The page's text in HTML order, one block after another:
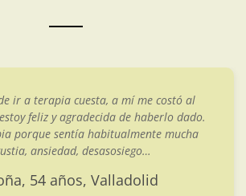
acudir a terapia por los abusos vividos en la
Sabía que habían creado secuelas que notaba
afectaban y limitaban en mi día a día. Acudí a
por ser especialista en trauma y en casos